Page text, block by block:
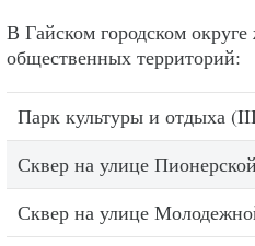
В Гайском городском
общественных территорий:
Парк культуры и отдыха
Сквер на улице
Сквер на улице